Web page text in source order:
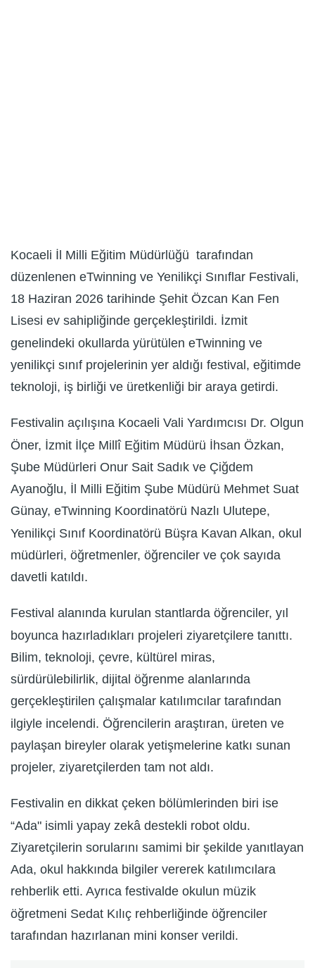
Kocaeli İl Milli Eğitim Müdürlüğü tarafından
düzenlenen eTwinning ve Yenilikçi Sınıflar Festivali,
18 Haziran 2026 tarihinde Şehit Özcan Kan Fen
Lisesi ev sahipliğinde gerçekleştirildi. İzmit
genelindeki okullarda yürütülen eTwinning ve
yenilikçi sınıf projelerinin yer aldığı festival, eğitimde
teknoloji, iş birliği ve üretkenliği bir araya getirdi.
Festivalin açılışına Kocaeli Vali Yardımcısı Dr. Olgun
Öner, İzmit İlçe Millî Eğitim Müdürü İhsan Özkan,
Şube Müdürleri Onur Sait Sadık ve Çiğdem
Ayanoğlu, İl Milli Eğitim Şube Müdürü Mehmet Suat
Günay, eTwinning Koordinatörü Nazlı Ulutepe,
Yenilikçi Sınıf Koordinatörü Büşra Kavan Alkan, okul
müdürleri, öğretmenler, öğrenciler ve çok sayıda
davetli katıldı.
Festival alanında kurulan stantlarda öğrenciler, yıl
boyunca hazırladıkları projeleri ziyaretçilere tanıttı.
Bilim, teknoloji, çevre, kültürel miras,
sürdürülebilirlik, dijital öğrenme alanlarında
gerçekleştirilen çalışmalar katılımcılar tarafından
ilgiyle incelendi. Öğrencilerin araştıran, üreten ve
paylaşan bireyler olarak yetişmelerine katkı sunan
projeler, ziyaretçilerden tam not aldı.
Festivalin en dikkat çeken bölümlerinden biri ise
“Ada" isimli yapay zekâ destekli robot oldu.
Ziyaretçilerin sorularını samimi bir şekilde yanıtlayan
Ada, okul hakkında bilgiler vererek katılımcılara
rehberlik etti. Ayrıca festivalde okulun müzik
öğretmeni Sedat Kılıç rehberliğinde öğrenciler
tarafından hazırlanan mini konser verildi.